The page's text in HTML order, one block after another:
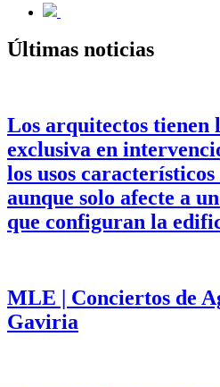
Últimas noticias
Los arquitectos tienen
exclusiva en
los usos
aunque solo afecte a
que configuran la
MLE | Conciertos de
Gaviria